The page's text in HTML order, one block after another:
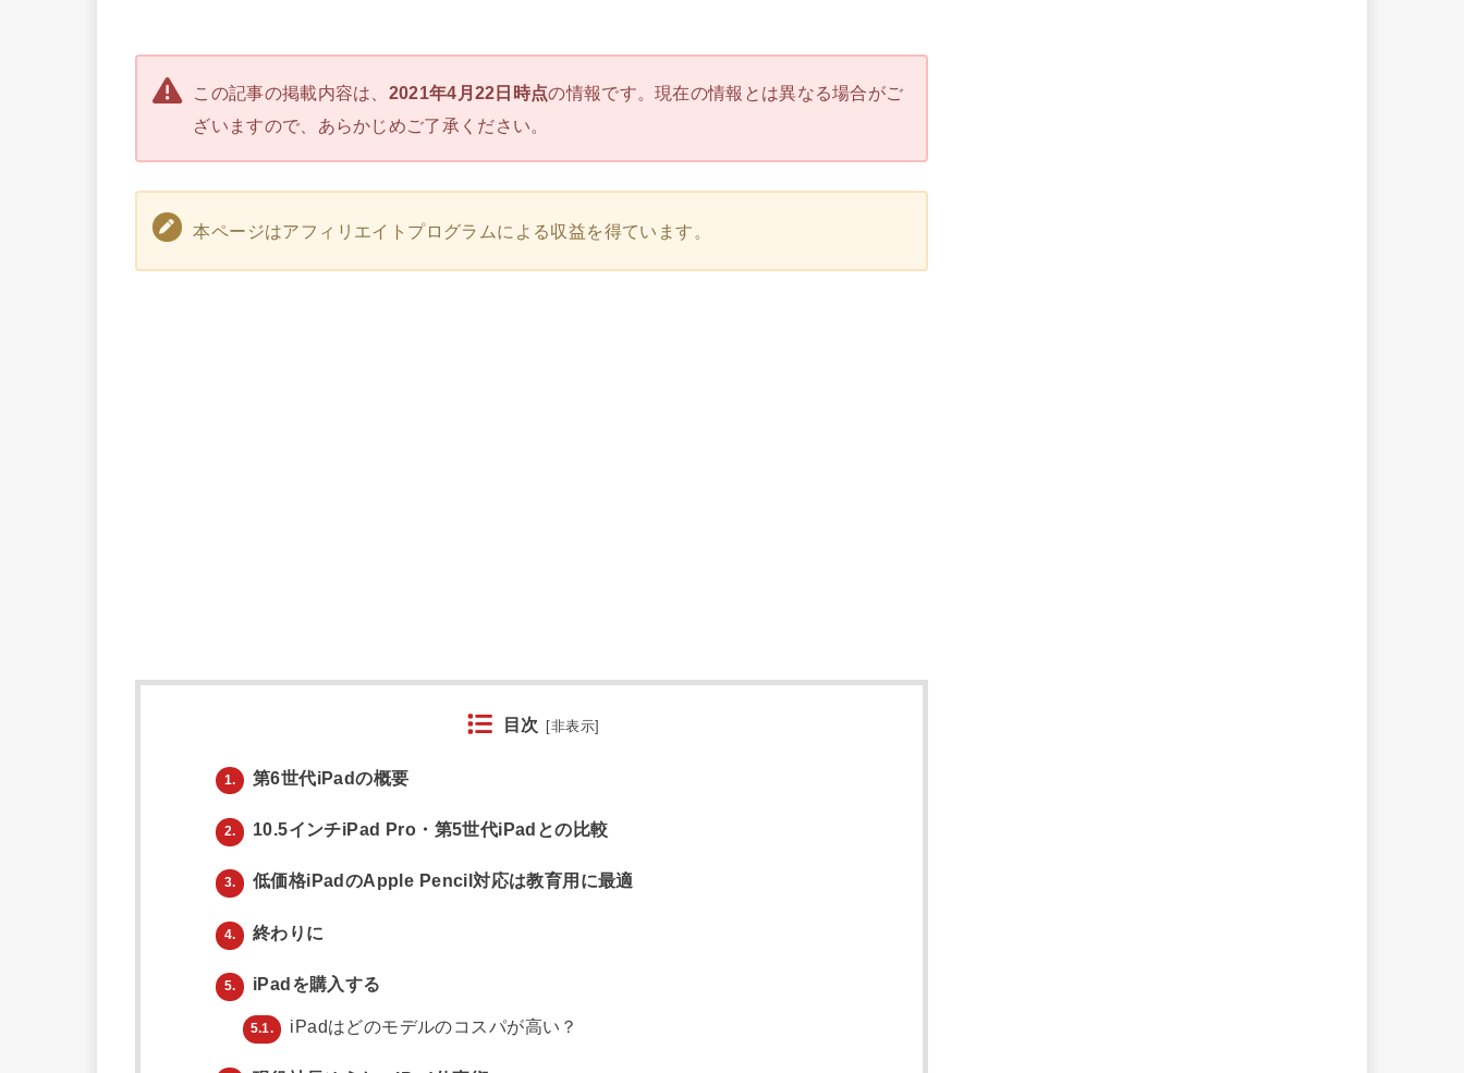
この記事の掲載内容は、 2021年4月22日時点の情報です。現在の情報とは異なる場合がご
ざいますので、あらかじめご了承ください。
本ページはアフィリエイトプログラムによる収益を得ています。
目次 [非表示]
1. 第6世代iPadの概要
2. 10.5インチiPad Pro・第5世代iPadとの比較
3. 低価格iPadのApple Pencil対応は教育用に最適
4. 終わりに
5. iPadを購入する
5.1. iPadはどのモデルのコスパが高い？